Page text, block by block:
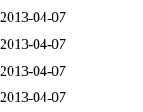
2013-04-07
2013-04-07
2013-04-07
2013-04-07